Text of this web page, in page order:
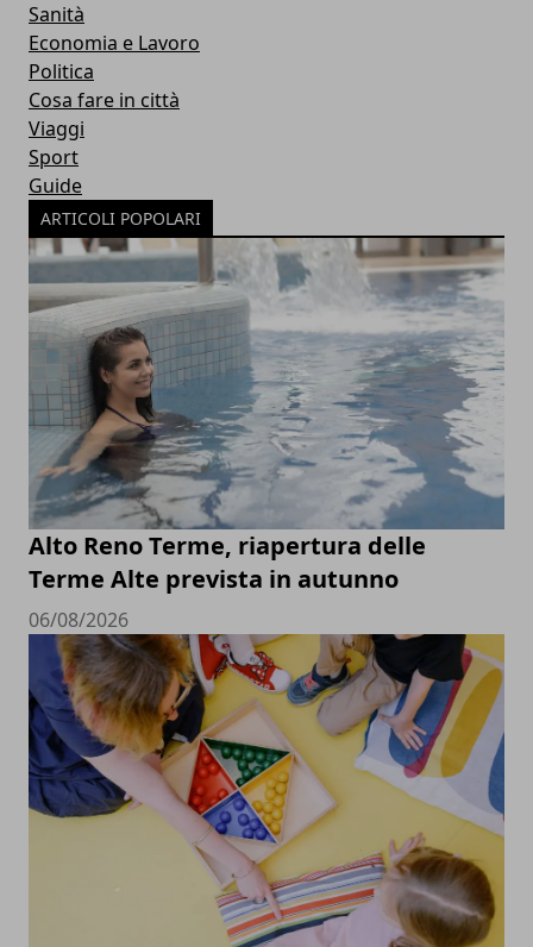
Sanità
Economia e Lavoro
Politica
Cosa fare in città
Viaggi
Sport
Guide
ARTICOLI POPOLARI
Alto Reno Terme, riapertura delle
Terme Alte prevista in autunno
06/08/2026